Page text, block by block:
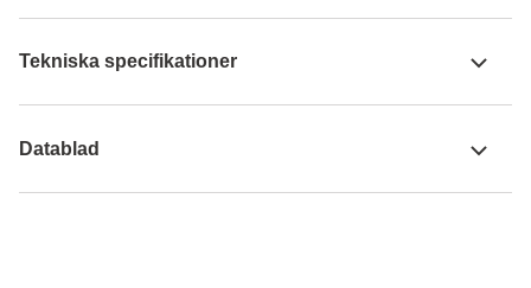
Tekniska specifikationer
Datablad